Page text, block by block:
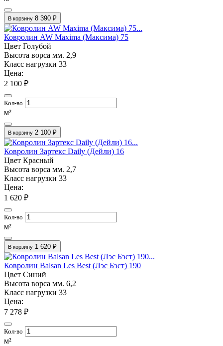
В корзину 8 390 ₽
Ковролин AW Maxima (Максима) 75
Цвет Голубой
Высота ворса мм. 2,9
Класс нагрузки 33
Цена:
2 100 ₽
Кол-во
м²
В корзину 2 100 ₽
Ковролин Зартекс Daily (Дейли) 16
Цвет Красный
Высота ворса мм. 2,7
Класс нагрузки 33
Цена:
1 620 ₽
Кол-во
м²
В корзину 1 620 ₽
Ковролин Balsan Les Best (Лэс Бэст) 190
Цвет Синий
Высота ворса мм. 6,2
Класс нагрузки 33
Цена:
7 278 ₽
Кол-во
м²